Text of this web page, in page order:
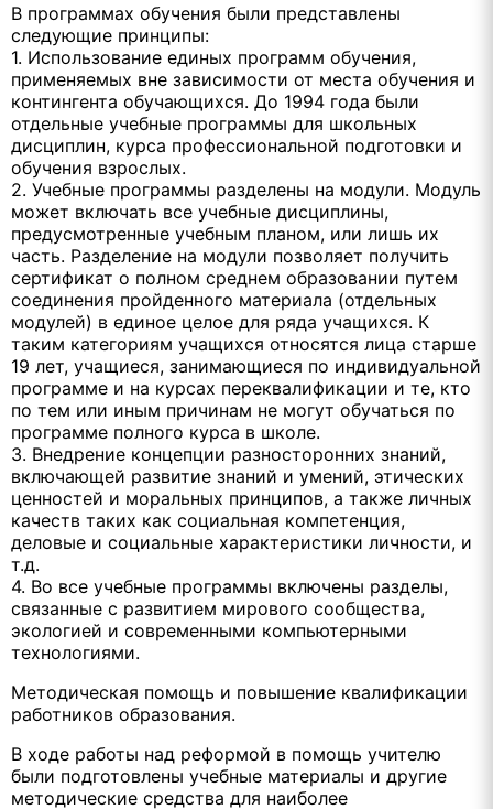
В программах обучения были представлены
следующие принципы:
1. Использование единых программ обучения,
применяемых вне зависимости от места обучения и
контингента обучающихся. До 1994 года были
отдельные учебные программы для школьных
дисциплин, курса профессиональной подготовки и
обучения взрослых.
2. Учебные программы разделены на модули. Модуль
может включать все учебные дисциплины,
предусмотренные учебным планом, или лишь их
часть. Разделение на модули позволяет получить
сертификат о полном среднем образовании путем
соединения пройденного материала (отдельных
модулей) в единое целое для ряда учащихся. К
таким категориям учащихся относятся лица старше
19 лет, учащиеся, занимающиеся по индивидуальной
программе и на курсах переквалификации и те, кто
по тем или иным причинам не могут обучаться по
программе полного курса в школе.
3. Внедрение концепции разносторонних знаний,
включающей развитие знаний и умений, этических
ценностей и моральных принципов, а также личных
качеств таких как социальная компетенция,
деловые и социальные характеристики личности, и
т.д.
4. Во все учебные программы включены разделы,
связанные с развитием мирового сообщества,
экологией и современными компьютерными
технологиями.
Методическая помощь и повышение квалификации
работников образования.
В ходе работы над реформой в помощь учителю
были подготовлены учебные материалы и другие
методические средства для наиболее